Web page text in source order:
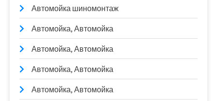
Автомойка шиномонтаж
Автомойка, Автомойка
Автомойка, Автомойка
Автомойка, Автомойка
Автомойка, Автомойка